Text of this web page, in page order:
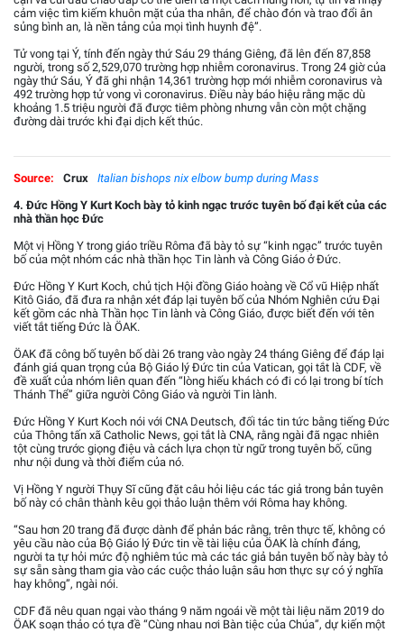
cảm việc tìm kiếm khuôn mặt của tha nhân, để chào đón và trao đổi ân
sủng bình an, là nền tảng của mọi tình huynh đệ”.
Tử vong tại Ý, tính đến ngày thứ Sáu 29 tháng Giêng, đã lên đến 87,858
người, trong số 2,529,070 trường hợp nhiễm coronavirus. Trong 24 giờ của
ngày thứ Sáu, Ý đã ghi nhận 14,361 trường hợp mới nhiễm coronavirus và
492 trường hợp tử vong vì coronavirus. Điều này báo hiệu rằng mặc dù
khoảng 1.5 triệu người đã được tiêm phòng nhưng vẫn còn một chặng
đường dài trước khi đại dịch kết thúc.
Source: Crux
Italian bishops nix elbow bump during Mass
4. Đức Hồng Y Kurt Koch bày tỏ kinh ngạc trước tuyên bố đại kết của các
nhà thần học Đức
Một vị Hồng Y trong giáo triều Rôma đã bày tỏ sự “kinh ngạc” trước tuyên
bố của một nhóm các nhà thần học Tin lành và Công Giáo ở Đức.
Đức Hồng Y Kurt Koch, chủ tịch Hội đồng Giáo hoàng về Cổ vũ Hiệp nhất
Kitô Giáo, đã đưa ra nhận xét đáp lại tuyên bố của Nhóm Nghiên cứu Đại
kết gồm các nhà Thần học Tin lành và Công Giáo, được biết đến với tên
viết tắt tiếng Đức là ÖAK.
ÖAK đã công bố tuyên bố dài 26 trang vào ngày 24 tháng Giêng để đáp lại
đánh giá quan trọng của Bộ Giáo lý Đức tin của Vatican, gọi tắt là CDF, về
đề xuất của nhóm liên quan đến “lòng hiếu khách có đi có lại trong bí tích
Thánh Thể” giữa người Công Giáo và người Tin lành.
Đức Hồng Y Kurt Koch nói với CNA Deutsch, đối tác tin tức bằng tiếng Đức
của Thông tấn xã Catholic News, gọi tắt là CNA, rằng ngài đã ngạc nhiên
tột cùng trước giọng điệu và cách lựa chọn từ ngữ trong tuyên bố, cũng
như nội dung và thời điểm của nó.
Vị Hồng Y người Thụy Sĩ cũng đặt câu hỏi liệu các tác giả trong bản tuyên
bố này có chân thành kêu gọi thảo luận thêm với Rôma hay không.
“Sau hơn 20 trang đã được dành để phản bác rằng, trên thực tế, không có
yêu cầu nào của Bộ Giáo lý Đức tin về tài liệu của ÖAK là chính đáng,
người ta tự hỏi mức độ nghiêm túc mà các tác giả bản tuyên bố này bày tỏ
sự sẵn sàng tham gia vào các cuộc thảo luận sâu hơn thực sự có ý nghĩa
hay không”, ngài nói.
CDF đã nêu quan ngại vào tháng 9 năm ngoái về một tài liệu năm 2019 do
ÖAK soạn thảo có tựa đề “Cùng nhau nơi Bàn tiệc của Chúa”, dự kiến một